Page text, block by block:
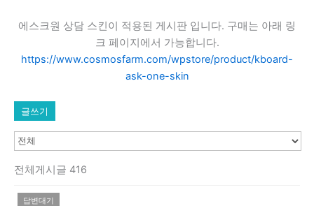
에스크원 상담 스킨이 적용된 게시판 입니다. 구매는 아래 링
크 페이지에서 가능합니다.
https://www.cosmosfarm.com/wpstore/product/kboard-
ask-one-skin
글쓰기
전체게시글 416
답변대기